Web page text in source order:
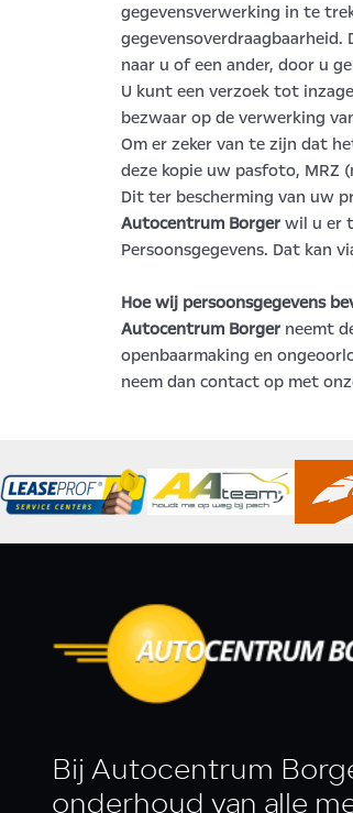
gegevensverwerking in te
naar u of een ander, door u
U kunt een verzoek tot
bezwaar op de verwerking
Om er zeker van te zijn dat
deze kopie uw pasfoto, MRZ
Dit ter bescherming van uw
Autocentrum Borgerwil u er
Persoonsgegevens. Dat
Hoe wij persoonsgegevens
Autocentrum Borgerneemt
openbaarmaking en
neem dan contact op met
Bij Autocentrum
onderhoud van alle